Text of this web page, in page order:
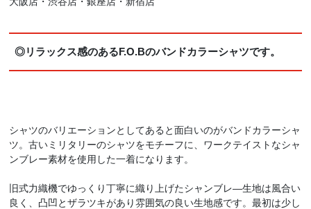
◎リラックス感のあるF.O.Bのバンドカラーシャツです。
シャツのバリエーションとしてあると面白いのがバンドカラーシャ
ツ。古いミリタリーのシャツをモチーフに、ワークテイストなシャ
ンブレー素材を使用した一着になります。
旧式力織機でゆっくり丁寧に織り上げたシャンブレ―生地は風合い
良く、凸凹とザラツキがあり雰囲気の良い生地感です。最初は少し